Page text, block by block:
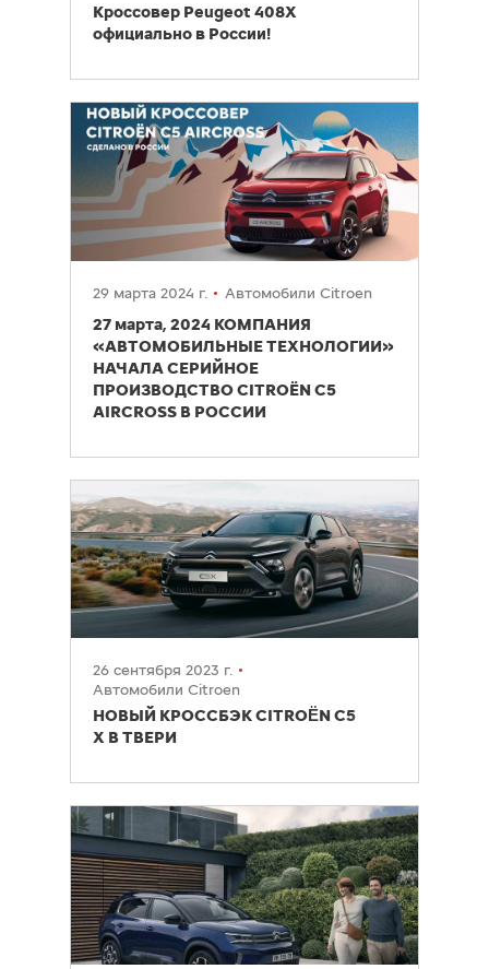
Кроссовер Peugeot 408X
официально в России!
29 марта 2024 г. Автомобили Citroen
27 марта, 2024 КОМПАНИЯ
«АВТОМОБИЛЬНЫЕ ТЕХНОЛОГИИ»
НАЧАЛА СЕРИЙНОЕ
ПРОИЗВОДСТВО CITROЁN С5
AIRCROSS В РОССИИ
26 сентября 2023 г.
Автомобили Citroen
НОВЫЙ КРОССБЭК CITROËN C5
X В ТВЕРИ